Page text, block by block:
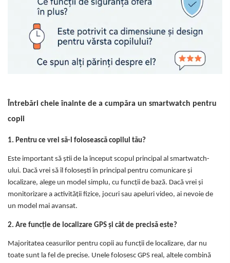
Stikere decorative si covoare
Stickere decorative
Covorase de joaca
Ingrijire adulti
Produse Sub 50 Lei
Resigilate
Întrebări cheie înainte de a cumpăra un smartwatch pentru
copii
1. Pentru ce vrei să-l folosească copilul tău?
Este important să știi de la început scopul principal al smartwatch-
ului. Dacă vrei să îl folosești în principal pentru comunicare și
localizare, alege un model simplu, cu funcții de bază. Dacă vrei și
monitorizare a activității fizice, jocuri sau apeluri video, ai nevoie de
un model mai avansat.
2. Are funcție de localizare GPS și cât de precisă este?
Majoritatea ceasurilor pentru copii au funcții de localizare, dar nu
toate sunt la fel de precise. Unele folosesc GPS real, altele combină